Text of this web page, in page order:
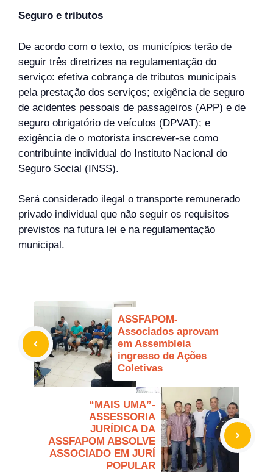
Seguro e tributos
De acordo com o texto, os municípios terão de
seguir três diretrizes na regulamentação do
serviço: efetiva cobrança de tributos municipais
pela prestação dos serviços; exigência de seguro
de acidentes pessoais de passageiros (APP) e de
seguro obrigatório de veículos (DPVAT); e
exigência de o motorista inscrever-se como
contribuinte individual do Instituto Nacional do
Seguro Social (INSS).
Será considerado ilegal o transporte remunerado
privado individual que não seguir os requisitos
previstos na futura lei e na regulamentação
municipal.
ASSFAPOM-
Associados aprovam
em Assembleia
ingresso de Ações
Coletivas
“MAIS UMA”-
ASSESSORIA
JURÍDICA DA
ASSFAPOM ABSOLVE
ASSOCIADO EM JURÍ
POPULAR